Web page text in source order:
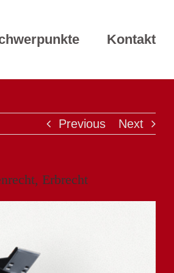
Kontakt
Previous Next
Erbrecht